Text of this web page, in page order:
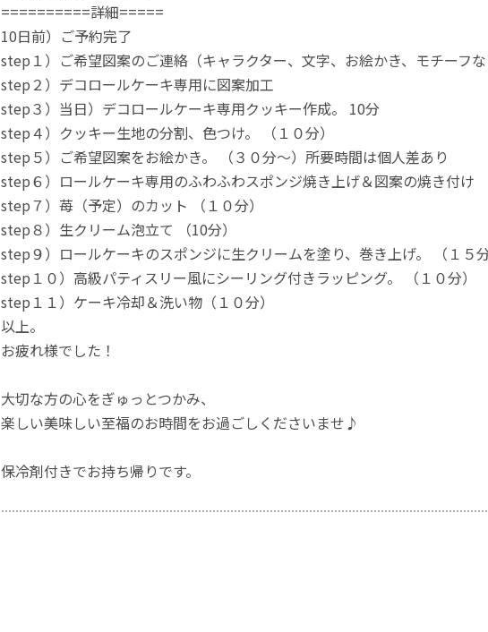
==========詳細=====
10日前）ご予約完了
step１）ご希望図案のご連絡（キャラクター、文字、お絵かき、モチーフな
step２）デコロールケーキ専用に図案加工
step３）当日）デコロールケーキ専用クッキー作成。 10分
step４）クッキー生地の分割、色つけ。 （１０分）
step５）ご希望図案をお絵かき。 （３０分〜）所要時間は個人差あり
step６）ロールケーキ専用のふわふわスポンジ焼き上げ＆図案の焼き付け
step７）苺（予定）のカット （１０分）
step８）生クリーム泡立て （10分）
step９）ロールケーキのスポンジに生クリームを塗り、巻き上げ。 （１５分
step１０）高級パティスリー風にシーリング付きラッピング。 （１０分）
step１１）ケーキ冷却＆洗い物（１０分）
以上。
お疲れ様でした！
大切な方の心をぎゅっとつかみ、
楽しい美味しい至福のお時間をお過ごしくださいませ♪
保冷剤付きでお持ち帰りです。